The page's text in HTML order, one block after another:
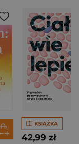
KSIĄŻKA
42,99 zł